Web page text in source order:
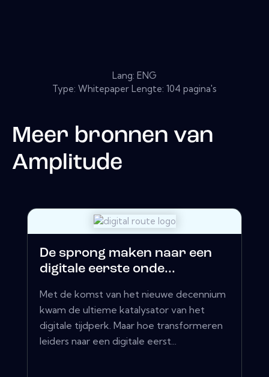
Lang: ENG
Type: Whitepaper Lengte: 104 pagina's
Meer bronnen van
Amplitude
De sprong maken naar een
digitale eerste onde...
Met de komst van het nieuwe decennium
kwam de ultieme katalysator van het
digitale tijdperk. Maar hoe transformeren
leiders naar een digitale eerst...